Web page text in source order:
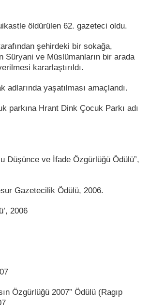
öldürülen 62. gazeteci oldu.
şehirdeki bir sokağa,
Süryani ve Müslümanların bir arada
kararlaştırıldı.
adlarında yaşatılması amaçlandı.
parkına Hrant Dink Çocuk Parkı adı
Düşünce ve İfade Özgürlüğü Ödülü”,
Gazetecilik Ödülü, 2006.
2006
Özgürlüğü 2007” Ödülü (Ragıp